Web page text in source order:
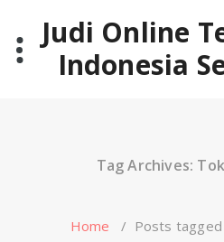
contentJudi Online
Indonesia
Tag Archives:
Home / Posts